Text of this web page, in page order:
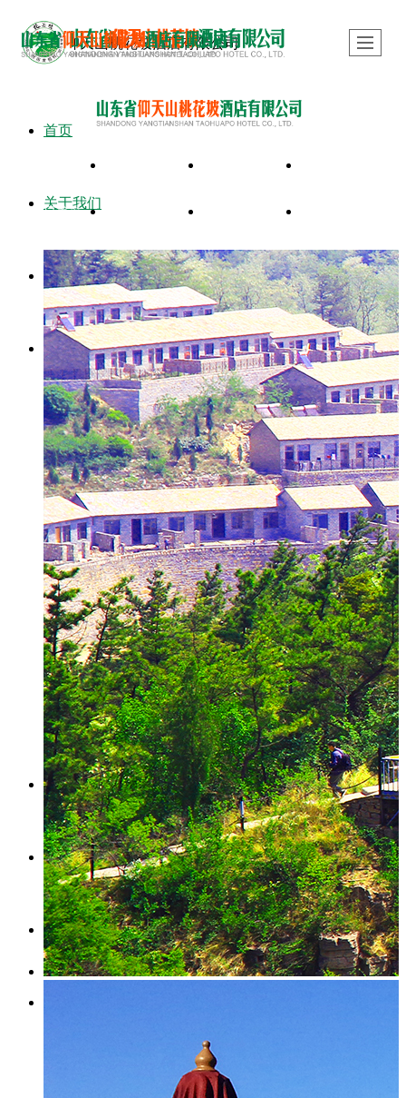
山东省仰天山桃花坡酒店有限公司
首页
关于我们
度假村美景
服务项目
舒适客房
餐饮美食
特产产品
休闲娱乐
商务会议婚庆
节日美景
新闻动态
留言反馈
节日美景